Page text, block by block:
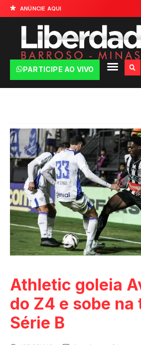
ANÚNCIE AQUI
PARTICIPE AO VIVO
Athletic goleia
do Z4 e sobe na
Série B